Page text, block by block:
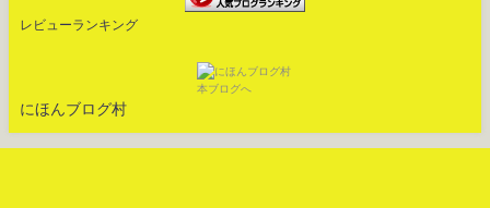
レビューランキング
にほんブログ村